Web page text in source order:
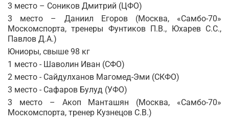
3 место – Соников Дмитрий (ЦФО)
3 место – Даниил Егоров (Москва, «Самбо-70»
Москомспорта, тренеры Фунтиков П.В., Юхарев С.С.,
Павлов Д.А.)
Юниоры, свыше 98 кг
1 место - Шаволин Иван (СФО)
2 место - Сайдулханов Магомед-Эми (СКФО)
3 место - Сафаров Булуд (УФО)
3 место – Акоп Манташян (Москва, «Самбо-70»
Москомспорта, тренер Кузнецов С.В.)